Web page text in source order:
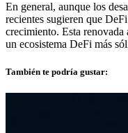
En general, aunque los
recientes sugieren que
crecimiento. Esta
un ecosistema DeFi más
También te podría gustar: